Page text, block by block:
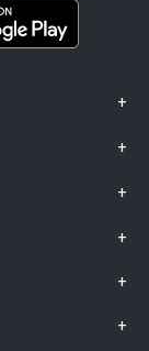
+
+
+
+
+
+